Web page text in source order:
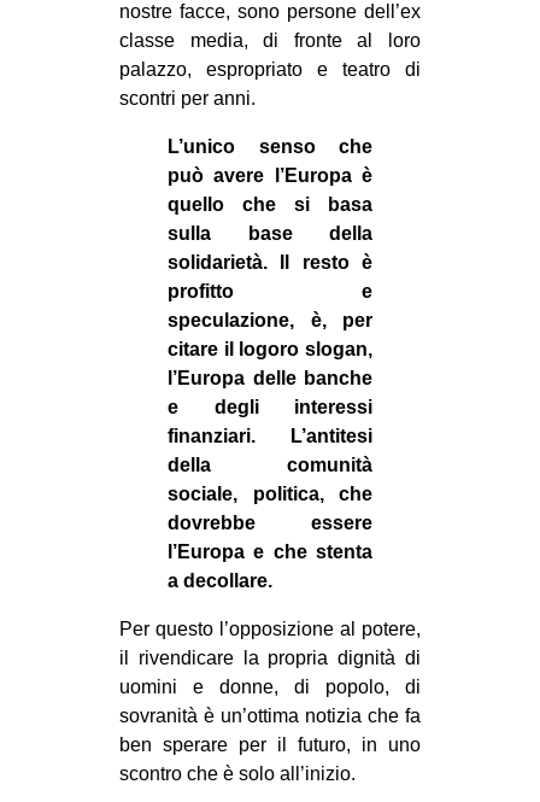
nostre facce, sono persone dell’ex
classe media, di fronte al loro
palazzo, espropriato e teatro di
scontri per anni.
L’unico senso che
può avere l’Europa è
quello che si basa
sulla base della
solidarietà. Il resto è
profitto e
speculazione, è, per
citare il logoro slogan,
l’Europa delle banche
e degli interessi
finanziari. L’antitesi
della comunità
sociale, politica, che
dovrebbe essere
l’Europa e che stenta
a decollare.
Per questo l’opposizione al potere,
il rivendicare la propria dignità di
uomini e donne, di popolo, di
sovranità è un’ottima notizia che fa
ben sperare per il futuro, in uno
scontro che è solo all’inizio.